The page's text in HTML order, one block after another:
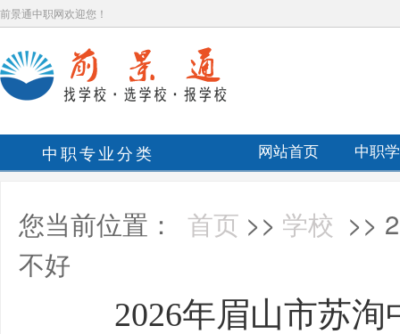
前景通中职网欢迎您！
中职专业分类 网站首页 中职
您当前位置： 首页 >> 学校 >>
不好
2026年眉山市苏